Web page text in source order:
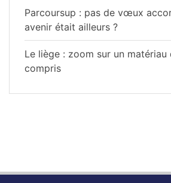
Parcoursup : pas de vœux
avenir était ailleurs ?
Le liège : zoom sur un matériau
compris